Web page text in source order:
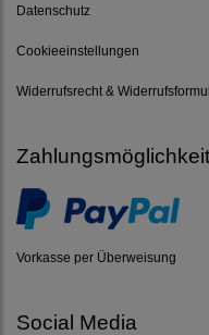
Datenschutz
Cookieeinstellungen
Widerrufsrecht &
Vorkasse per Überweisung
Social Media